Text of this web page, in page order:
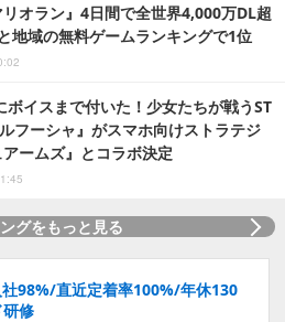
リオラン』4日間で全世界4,000万DL超
地域の無料ゲームランキングで1位
ボイスまで付いた！少女たちが戦うST
フーシャ』がスマホ向けストラテジ
ームズ』とコラボ決定
グをもっと見る
98%/直近定着率100%/年休130
修